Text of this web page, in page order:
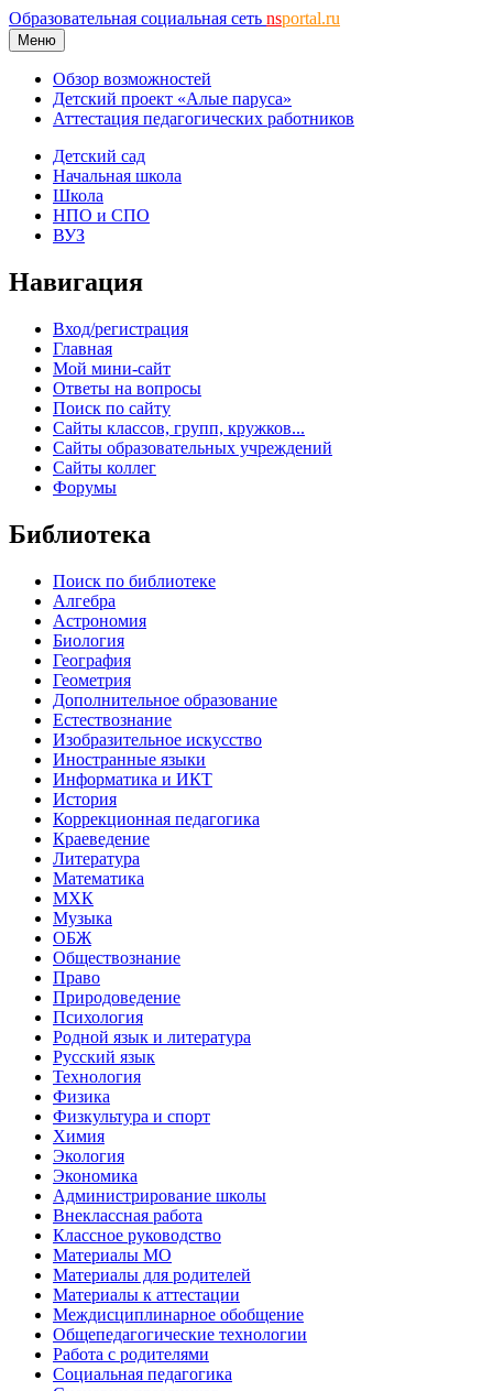
Образовательная социальная сеть nsportal.ru
Меню
Обзор возможностей
Детский проект «Алые паруса»
Аттестация педагогических работников
Детский сад
Начальная школа
Школа
НПО и СПО
ВУЗ
Навигация
Вход/регистрация
Главная
Мой мини-сайт
Ответы на вопросы
Поиск по сайту
Сайты классов, групп, кружков...
Сайты образовательных учреждений
Сайты коллег
Форумы
Библиотека
Поиск по библиотеке
Алгебра
Астрономия
Биология
География
Геометрия
Дополнительное образование
Естествознание
Изобразительное искусство
Иностранные языки
Информатика и ИКТ
История
Коррекционная педагогика
Краеведение
Литература
Математика
МХК
Музыка
ОБЖ
Обществознание
Право
Природоведение
Психология
Родной язык и литература
Русский язык
Технология
Физика
Физкультура и спорт
Химия
Экология
Экономика
Администрирование школы
Внеклассная работа
Классное руководство
Материалы МО
Материалы для родителей
Материалы к аттестации
Междисциплинарное обобщение
Общепедагогические технологии
Работа с родителями
Социальная педагогика